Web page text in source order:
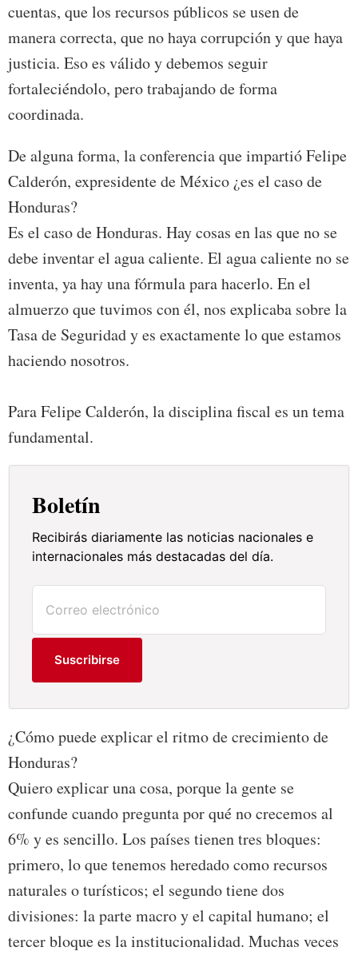
cuentas, que los recursos públicos se usen de
manera correcta, que no haya corrupción y que haya
justicia. Eso es válido y debemos seguir
fortaleciéndolo, pero trabajando de forma
coordinada.
De alguna forma, la conferencia que impartió Felipe
Calderón, expresidente de México ¿es el caso de
Honduras?
Es el caso de Honduras. Hay cosas en las que no se
debe inventar el agua caliente. El agua caliente no se
inventa, ya hay una fórmula para hacerlo. En el
almuerzo que tuvimos con él, nos explicaba sobre la
Tasa de Seguridad y es exactamente lo que estamos
haciendo nosotros.
Para Felipe Calderón, la disciplina fiscal es un tema
fundamental.
Boletín
Recibirás diariamente las noticias nacionales e
internacionales más destacadas del día.
Suscribirse
¿Cómo puede explicar el ritmo de crecimiento de
Honduras?
Quiero explicar una cosa, porque la gente se
confunde cuando pregunta por qué no crecemos al
6% y es sencillo. Los países tienen tres bloques:
primero, lo que tenemos heredado como recursos
naturales o turísticos; el segundo tiene dos
divisiones: la parte macro y el capital humano; el
tercer bloque es la institucionalidad. Muchas veces